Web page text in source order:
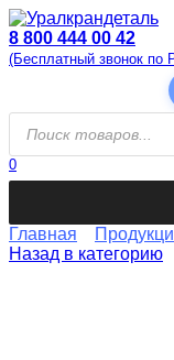
Перейти
к
содержанию
8 800 444 00 42
(Бесплатный звонок по
Поиск
товаров
0
Главная
Назад в категорию